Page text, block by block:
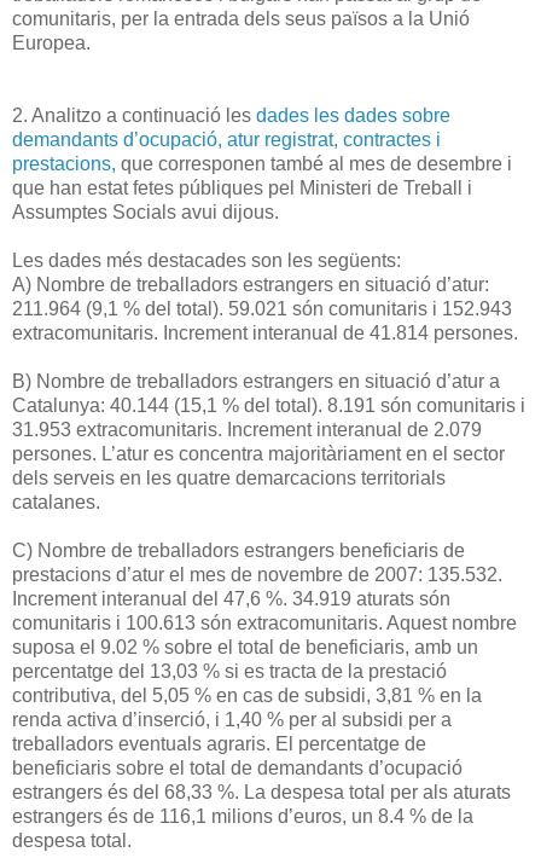
comunitaris, per la entrada dels seus països a la Unió
Europea.
2. Analitzo a continuació les dades les dades sobre
demandants d’ocupació, atur registrat, contractes i
prestacions, que corresponen també al mes de desembre i
que han estat fetes públiques pel Ministeri de Treball i
Assumptes Socials avui dijous.
Les dades més destacades son les següents:
A) Nombre de treballadors estrangers en situació d’atur:
211.964 (9,1 % del total). 59.021 són comunitaris i 152.943
extracomunitaris. Increment interanual de 41.814 persones.
B) Nombre de treballadors estrangers en situació d’atur a
Catalunya: 40.144 (15,1 % del total). 8.191 són comunitaris i
31.953 extracomunitaris. Increment interanual de 2.079
persones. L’atur es concentra majoritàriament en el sector
dels serveis en les quatre demarcacions territorials
catalanes.
C) Nombre de treballadors estrangers beneficiaris de
prestacions d’atur el mes de novembre de 2007: 135.532.
Increment interanual del 47,6 %. 34.919 aturats són
comunitaris i 100.613 són extracomunitaris. Aquest nombre
suposa el 9.02 % sobre el total de beneficiaris, amb un
percentatge del 13,03 % si es tracta de la prestació
contributiva, del 5,05 % en cas de subsidi, 3,81 % en la
renda activa d’inserció, i 1,40 % per al subsidi per a
treballadors eventuals agraris. El percentatge de
beneficiaris sobre el total de demandants d’ocupació
estrangers és del 68,33 %. La despesa total per als aturats
estrangers és de 116,1 milions d’euros, un 8.4 % de la
despesa total.